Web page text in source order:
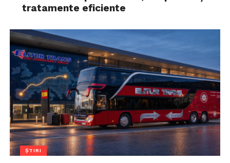
tratamente eficiente
ȘTIRI